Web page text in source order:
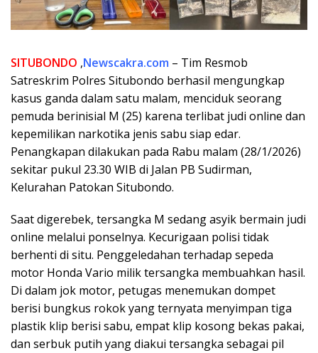
SITUBONDO ,Newscakra.com – Tim Resmob
Satreskrim Polres Situbondo berhasil mengungkap
kasus ganda dalam satu malam, menciduk seorang
pemuda berinisial M (25) karena terlibat judi online dan
kepemilikan narkotika jenis sabu siap edar.
Penangkapan dilakukan pada Rabu malam (28/1/2026)
sekitar pukul 23.30 WIB di Jalan PB Sudirman,
Kelurahan Patokan Situbondo.
Saat digerebek, tersangka M sedang asyik bermain judi
online melalui ponselnya. Kecurigaan polisi tidak
berhenti di situ. Penggeledahan terhadap sepeda
motor Honda Vario milik tersangka membuahkan hasil.
Di dalam jok motor, petugas menemukan dompet
berisi bungkus rokok yang ternyata menyimpan tiga
plastik klip berisi sabu, empat klip kosong bekas pakai,
dan serbuk putih yang diakui tersangka sebagai pil